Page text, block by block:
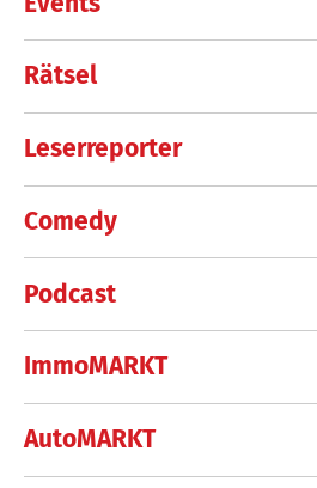
Rätsel
Leserreporter
Comedy
Podcast
ImmoMARKT
AutoMARKT